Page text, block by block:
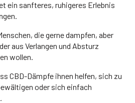
ein sanfteres, ruhigeres Erlebnis
die gerne dampfen, aber
aus Verlangen und Absturz
wollen.
CBD-Dämpfe ihnen helfen, sich zu
oder sich einfach